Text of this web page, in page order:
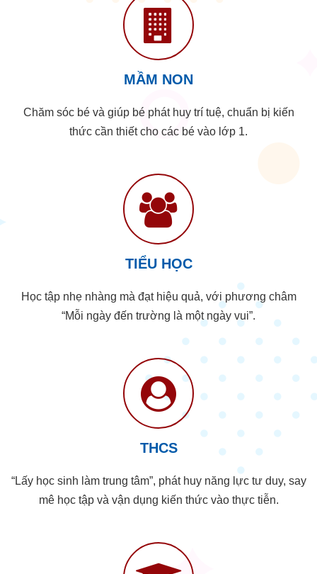
MẦM NON
Chăm sóc bé và giúp bé phát huy trí tuệ, chuẩn bị kiến
thức cần thiết cho các bé vào lớp 1.
TIỂU HỌC
Học tập nhẹ nhàng mà đạt hiệu quả, với phương châm
“Mỗi ngày đến trường là một ngày vui”.
THCS
“Lấy học sinh làm trung tâm”, phát huy năng lực tư duy, say
mê học tập và vận dụng kiến thức vào thực tiễn.